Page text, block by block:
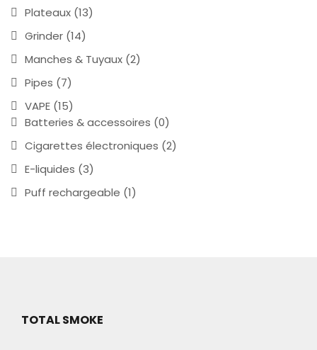
Plateaux (13)
Grinder (14)
Manches & Tuyaux (2)
Pipes (7)
VAPE (15)
Batteries & accessoires (0)
Cigarettes électroniques (2)
E-liquides (3)
Puff rechargeable (1)
TOTAL SMOKE